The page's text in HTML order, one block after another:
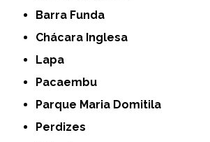
Barra Funda
Chácara Inglesa
Lapa
Pacaembu
Parque Maria Domitila
Perdizes